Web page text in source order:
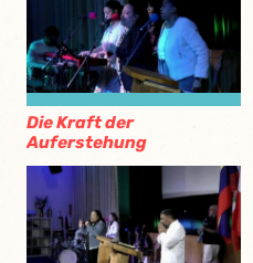
Die Kraft der
Auferstehung